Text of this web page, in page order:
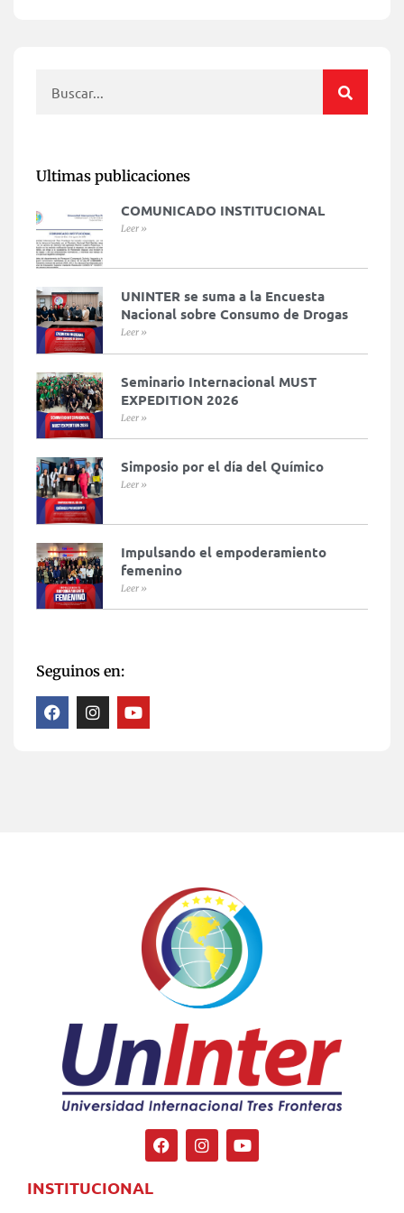
Ultimas publicaciones
COMUNICADO INSTITUCIONAL
Leer »
UNINTER se suma a la Encuesta
Nacional sobre Consumo de Drogas
Leer »
Seminario Internacional MUST
EXPEDITION 2026
Leer »
Simposio por el día del Químico
Leer »
Impulsando el empoderamiento
femenino
Leer »
Seguinos en:
INSTITUCIONAL